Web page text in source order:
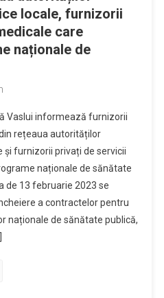
locale, furnizorii
care
naționale de
Vaslui informează furnizorii
rețeaua autorităților
furnizorii privați de servicii
naționale de sănătate
de 13 februarie 2023 se
a contractelor pentru
naționale de sănătate publică,